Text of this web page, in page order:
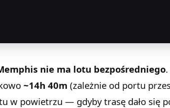
nie ma lotu bezpośredniego
~14h 40m (zależnie od portu
w powietrzu — gdyby trasę dało się